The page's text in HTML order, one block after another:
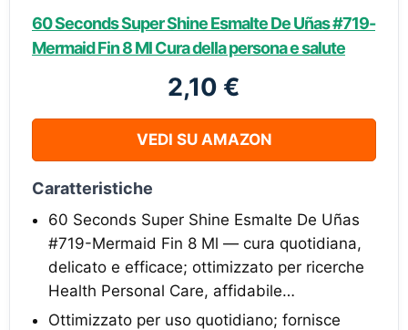
60 Seconds Super Shine Esmalte De Uñas #719-
Mermaid Fin 8 Ml Cura della persona e salute
2,10 €
VEDI SU AMAZON
Caratteristiche
60 Seconds Super Shine Esmalte De Uñas
#719-Mermaid Fin 8 Ml — cura quotidiana,
delicato e efficace; ottimizzato per ricerche
Health Personal Care, affidabile…
Ottimizzato per uso quotidiano; fornisce